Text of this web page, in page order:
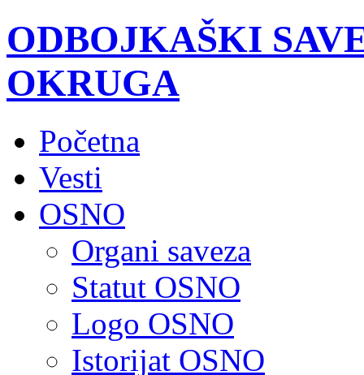
ODBOJKAŠKI
OKRUGA
Početna
Vesti
OSNO
Organi saveza
Statut OSNO
Logo OSNO
Istorijat OSNO